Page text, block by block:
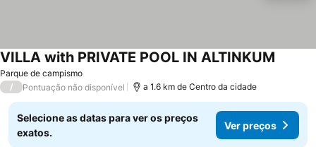
Parque de campismo
VILLA with PRIVATE POOL IN ALTINKUM
/ Pontuação não disponível a 1.6 km de Centro da cidade
Selecione as datas para ver os preços
exatos.
Ver preços